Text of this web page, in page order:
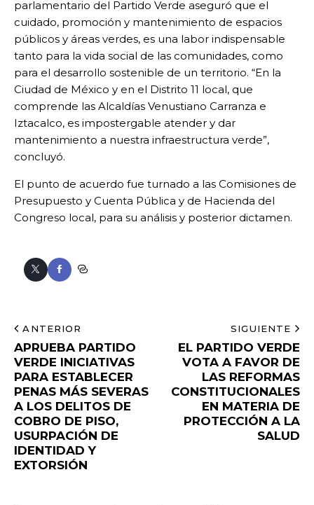
parlamentario del Partido Verde aseguró que el
cuidado, promoción y mantenimiento de espacios
públicos y áreas verdes, es una labor indispensable
tanto para la vida social de las comunidades, como
para el desarrollo sostenible de un territorio. “En la
Ciudad de México y en el Distrito 11 local, que
comprende las Alcaldías Venustiano Carranza e
Iztacalco, es impostergable atender y dar
mantenimiento a nuestra infraestructura verde”,
concluyó.
El punto de acuerdo fue turnado a las Comisiones de
Presupuesto y Cuenta Pública y de Hacienda del
Congreso local, para su análisis y posterior dictamen.
ANTERIOR
APRUEBA PARTIDO
VERDE INICIATIVAS
PARA ESTABLECER
PENAS MÁS SEVERAS
A LOS DELITOS DE
COBRO DE PISO,
USURPACIÓN DE
IDENTIDAD Y
EXTORSIÓN
SIGUIENTE
EL PARTIDO VERDE
VOTA A FAVOR DE
LAS REFORMAS
CONSTITUCIONALES
EN MATERIA DE
PROTECCIÓN A LA
SALUD